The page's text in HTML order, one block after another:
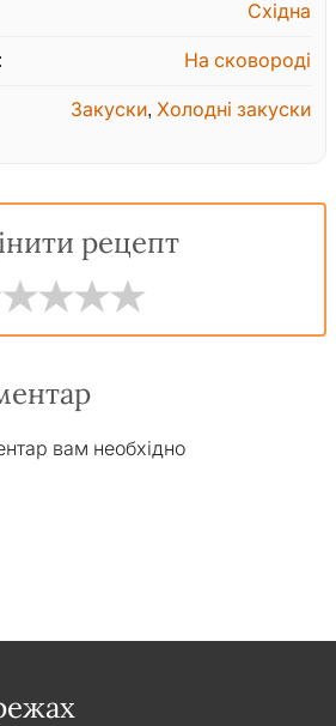
Східна
На сковороді
Закуски, Холодні закуски
рецепт
вам необхідно